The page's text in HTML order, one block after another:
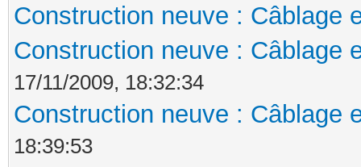
Construction neuve : Câblage
Construction neuve : Câblage
17/11/2009, 18:32:34
Construction neuve : Câblage
18:39:53